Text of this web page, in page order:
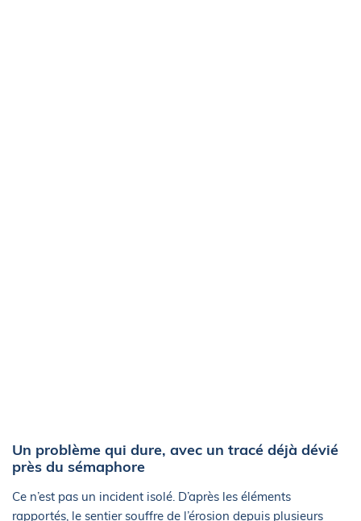
Un problème qui dure, avec un tracé déjà dévié
près du sémaphore
Ce n’est pas un incident isolé. D’après les éléments
rapportés, le sentier souffre de l’érosion depuis plusieurs